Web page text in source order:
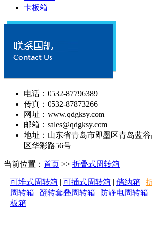
卡板箱
电话：0532-87796389
传真：0532-87873266
网址：www.qdgksy.com
邮箱：sales@qdgksy.com
地址：山东省青岛市即墨区青岛蓝
区华彩路56号
当前位置： 首页 >> 折叠式周转箱
可堆式周转箱 | 可插式周转箱 | 储纳箱 |
周转箱 | 翻转套叠周转箱 | 防静电周转箱 |
板箱